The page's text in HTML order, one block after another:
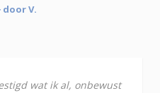
door V.
wat ik al, onbewust